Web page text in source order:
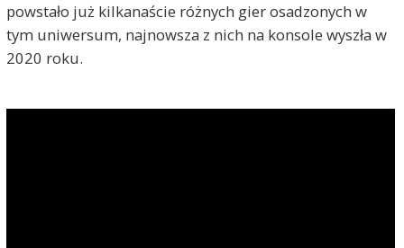
powstało już kilkanaście różnych gier osadzonych w
tym uniwersum, najnowsza z nich na konsole wyszła w
2020 roku.